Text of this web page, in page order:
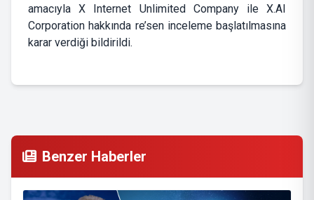
amacıyla X Internet Unlimited Company ile X.AI
Corporation hakkında re’sen inceleme başlatılmasına
karar verdiği bildirildi.
Benzer Haberler